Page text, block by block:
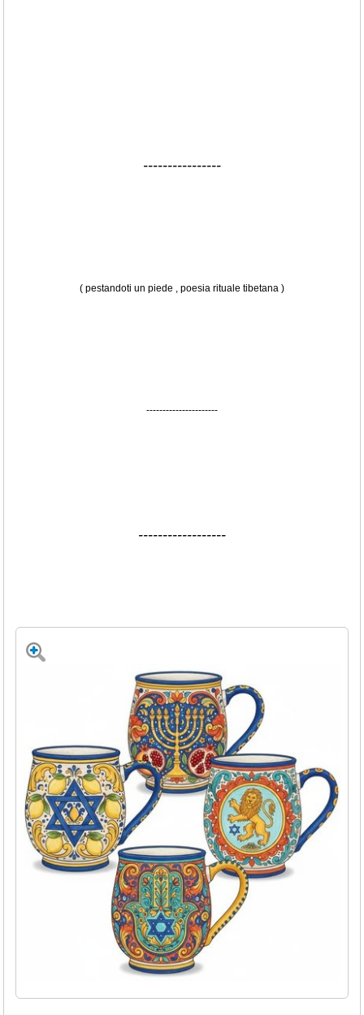
----------------
( pestandoti un piede , poesia rituale tibetana )
----------------------
------------------